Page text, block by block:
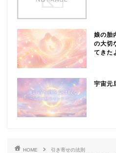
娘の胎
の大切
てきた
宇宙元
HOME
引き寄せの法則